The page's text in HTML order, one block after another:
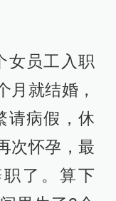
女员工入职
月就结婚，
请病假，休
次怀孕，最
了。算下